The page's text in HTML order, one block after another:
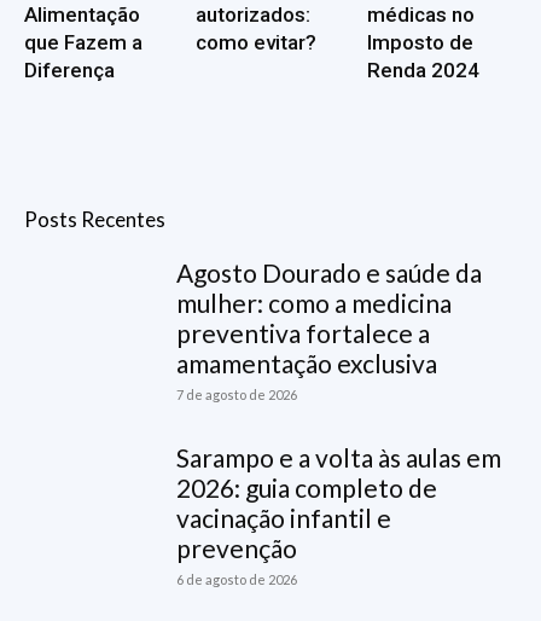
Alimentação
que Fazem a
Diferença
autorizados:
como evitar?
médicas no
Imposto de
Renda 2024
Posts Recentes
Agosto Dourado e saúde da
mulher: como a medicina
preventiva fortalece a
amamentação exclusiva
7 de agosto de 2026
Sarampo e a volta às aulas em
2026: guia completo de
vacinação infantil e
prevenção
6 de agosto de 2026